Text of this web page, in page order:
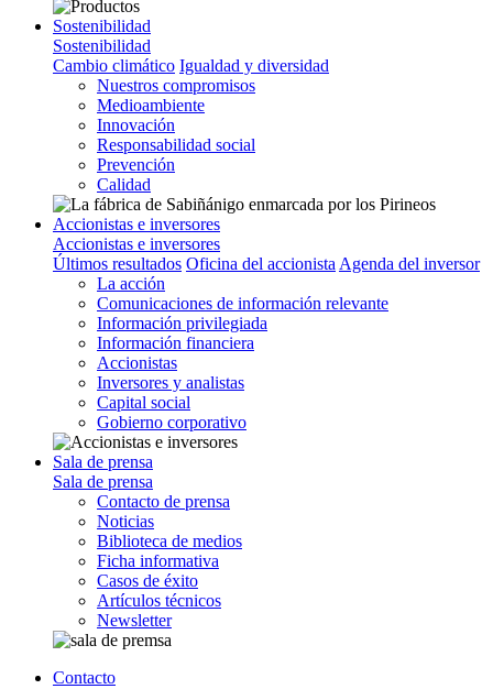
Sostenibilidad
Sostenibilidad
Cambio climático Igualdad y diversidad
Nuestros compromisos
Medioambiente
Innovación
Responsabilidad social
Prevención
Calidad
Accionistas e inversores
Accionistas e inversores
Últimos resultados Oficina del accionista Agenda del inversor
La acción
Comunicaciones de información relevante
Información privilegiada
Información financiera
Accionistas
Inversores y analistas
Capital social
Gobierno corporativo
Sala de prensa
Sala de prensa
Contacto de prensa
Noticias
Biblioteca de medios
Ficha informativa
Casos de éxito
Artículos técnicos
Newsletter
Contacto